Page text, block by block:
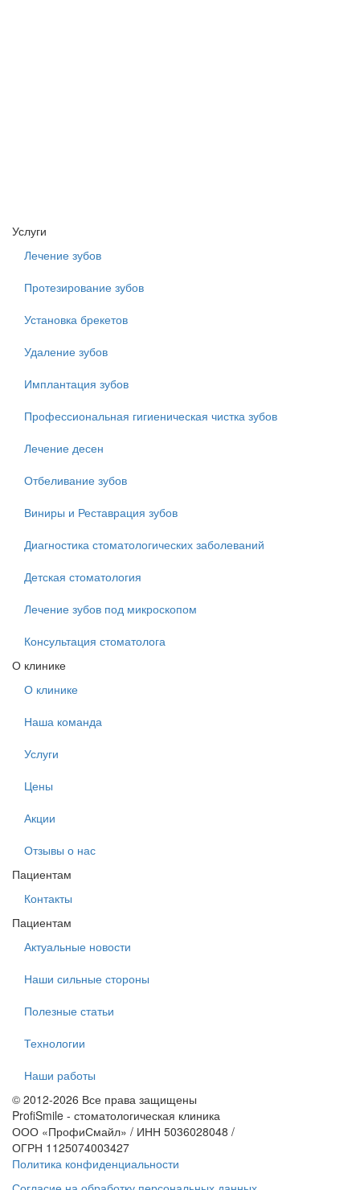
Услуги
Лечение зубов
Протезирование зубов
Установка брекетов
Удаление зубов
Имплантация зубов
Профессиональная гигиеническая чистка зубов
Лечение десен
Отбеливание зубов
Виниры и Реставрация зубов
Диагностика стоматологических заболеваний
Детская стоматология
Лечение зубов под микроскопом
Консультация стоматолога
О клинике
О клинике
Наша команда
Услуги
Цены
Акции
Отзывы о нас
Пациентам
Контакты
Пациентам
Актуальные новости
Наши сильные стороны
Полезные статьи
Технологии
Наши работы
© 2012-2026 Все права защищены
ProfiSmile - стоматологическая клиника
ООО «ПрофиСмайл» / ИНН 5036028048 /
ОГРН 1125074003427
Политика конфиденциальности